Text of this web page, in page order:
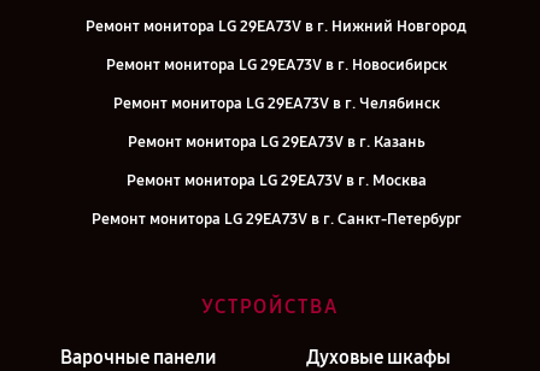
Ремонт монитора LG 29EA73V в г. Нижний Новгород
Ремонт монитора LG 29EA73V в г. Новосибирск
Ремонт монитора LG 29EA73V в г. Челябинск
Ремонт монитора LG 29EA73V в г. Казань
Ремонт монитора LG 29EA73V в г. Москва
Ремонт монитора LG 29EA73V в г. Санкт-Петербург
УСТРОЙСТВА
Варочные панели Духовые шкафы